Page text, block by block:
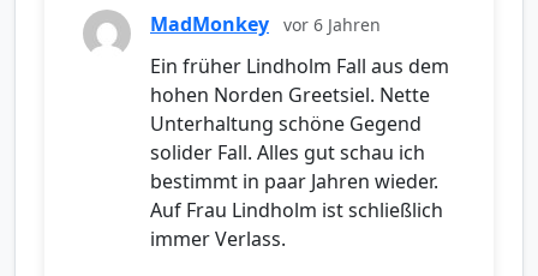
MadMonkey vor 6 Jahren
Ein früher Lindholm Fall aus dem
hohen Norden Greetsiel. Nette
Unterhaltung schöne Gegend
solider Fall. Alles gut schau ich
bestimmt in paar Jahren wieder.
Auf Frau Lindholm ist schließlich
immer Verlass.